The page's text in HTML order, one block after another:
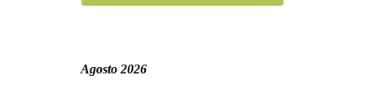
Agosto 2026